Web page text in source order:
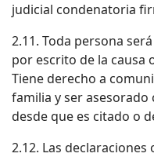
judicial condenatoria
2.11. Toda persona
por escrito de la causa
Tiene derecho a
familia y ser
desde que es citado o
2.12. Las